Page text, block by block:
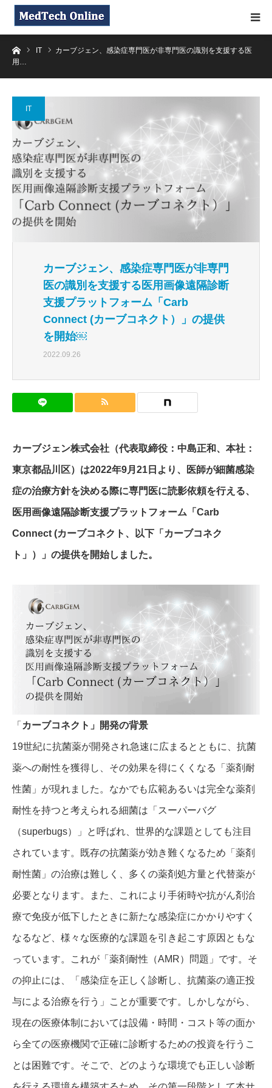
ホーム
IT
カーブジェン、感染症専門医が非専門医の識別を支援する医
用…
IT
カーブジェン、感染症専門医が非専門
医の識別を支援する医用画像遠隔診断
支援プラットフォーム「Carb
Connect (カーブコネクト）」の提供
を開始￼
2022.09.26
カーブジェン株式会社（代表取締役：中島正和、本社：
東京都品川区）は2022年9月21日より、医師が細菌感染
症の治療方針を決める際に専門医に読影依頼を行える、
医用画像遠隔診断支援プラットフォーム「Carb
Connect (カーブコネクト、以下「カーブコネク
ト」）」の提供を開始しました。
「 カーブコネクト」開発の背景
19世紀に抗菌薬が開発され急速に広まるとともに、抗菌
薬への耐性を獲得し、その効果を得にくくなる「薬剤耐
性菌」が現れました。なかでも広範あるいは完全な薬剤
耐性を持つと考えられる細菌は「スーパーバグ
（superbugs）」と呼ばれ、世界的な課題としても注目
されています。既存の抗菌薬が効き難くなるため「薬剤
耐性菌」の治療は難しく、多くの薬剤処方量と代替薬が
必要となります。また、これにより手術時や抗がん剤治
療で免疫が低下したときに新たな感染症にかかりやすく
なるなど、様々な医療的な課題を引き起こす原因ともな
っています。これが「薬剤耐性（AMR）問題」です。そ
の抑止には、「感染症を正しく診断し、抗菌薬の適正投
与による治療を行う」ことが重要です。しかしながら、
現在の医療体制においては設備・時間・コスト等の面か
ら全ての医療機関で正確に診断するための投資を行うこ
とは困難です。そこで、どのような環境でも正しい診断